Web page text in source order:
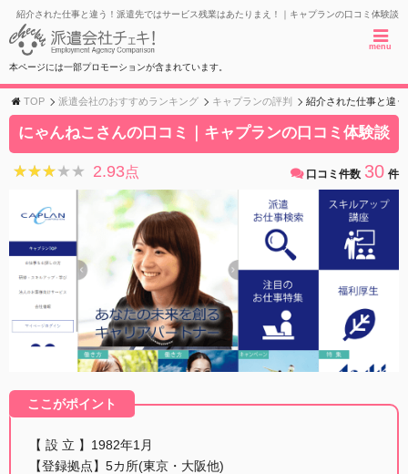
紹介された仕事と違う！派遣先ではサービス残業はあたりまえ！｜キャプランの口コミ体験談
menu
本ページには一部プロモーションが含まれています。
TOP 派遣会社のおすすめランキング キャプランの評判 紹介された仕事と違
にゃんねこさんの口コミ｜キャプランの口コミ体験談
★★★★★
★★★★★ 2.93点 口コミ件数 30 件
ここがポイント
【 設 立 】1982年1月
【登録拠点】5カ所(東京・大阪他)